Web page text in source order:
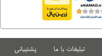
تبلیغات با ما پشتیبانی